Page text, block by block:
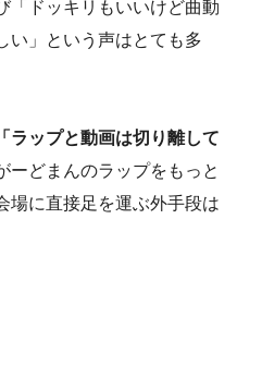
「ドッキリもいいけど曲動
い」という声はとても多
「ラップと動画は切り離して
ーどまんのラップをもっと
場に直接足を運ぶ外手段は